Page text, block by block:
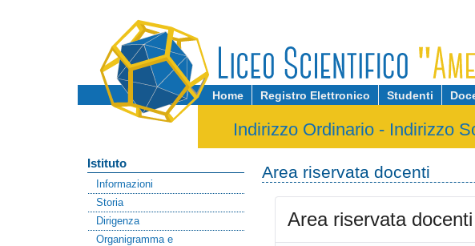
Home Registro Elettronico Studenti
Indirizzo Ordinario - Indirizzo
Istituto
Informazioni
Storia
Dirigenza
Organigramma e
Area riservata docenti
Area riservata docenti